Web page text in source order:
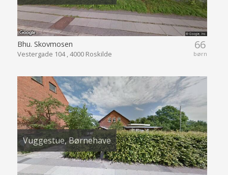
66
børn
Bhu. Skovmosen
Vestergade 104 , 4000 Roskilde
Vuggestue, Børnehave